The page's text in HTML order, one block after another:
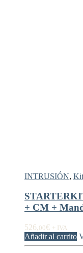
INTRUSIÓN,
+ CM +
526,00€ + IVA
Añadir al carrito